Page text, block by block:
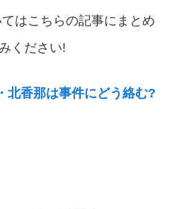
はこちらの記事にまとめ
ください!
北香那は事件にどう絡む?